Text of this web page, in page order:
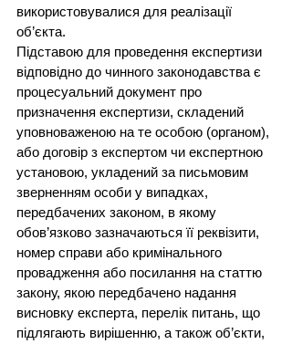
використовувалися для реалізації
об’єкта.
Підставою для проведення експертизи
відповідно до чинного законодавства є
процесуальний документ про
призначення експертизи, складений
уповноваженою на те особою (органом),
або договір з експертом чи експертною
установою, укладений за письмовим
зверненням особи у випадках,
передбачених законом, в якому
обов’язково зазначаються її реквізити,
номер справи або кримінального
провадження або посилання на статтю
закону, якою передбачено надання
висновку експерта, перелік питань, що
підлягають вирішенню, а також об’єкти,